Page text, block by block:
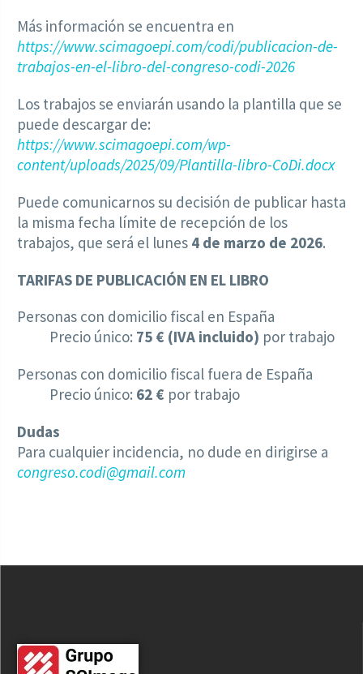
Más información se encuentra en
https://www.scimagoepi.com/codi/publicacion-de-
trabajos-en-el-libro-del-congreso-codi-2026
Los trabajos se enviarán usando la plantilla que se
puede descargar de:
https://www.scimagoepi.com/wp-
content/uploads/2025/09/Plantilla-libro-CoDi.docx
Puede comunicarnos su decisión de publicar hasta
la misma fecha límite de recepción de los
trabajos, que será el lunes 4 de marzo de 2026.
TARIFAS DE PUBLICACIÓN EN EL LIBRO
Personas con domicilio fiscal en España
Precio único: 75 € (IVA incluido) por trabajo
Personas con domicilio fiscal fuera de España
Precio único: 62 € por trabajo
Dudas
Para cualquier incidencia, no dude en dirigirse a
congreso.codi@gmail.com